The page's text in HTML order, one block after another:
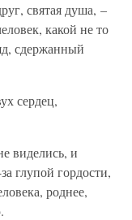
святая душа, –
какой не то
сдержанный
сердец,
виделись, и
глупой гордости,
роднее,